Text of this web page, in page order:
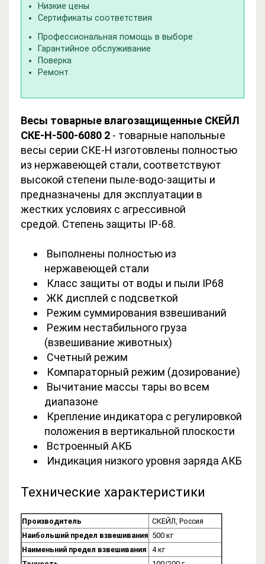
Низкие цены
Сертификаты соответствия
Профессиональная помощь в выборе
Гарантийное обслуживание
Поверка
Ремонт
Весы товарные влагозащищенные СКЕЙЛ
СКЕ-Н-500-6080 2 - товарные напольные
весы серии СКЕ-Н изготовлены полностью
из нержавеющей стали, соответствуют
высокой степени пыле-водо-защиты и
предназначены для эксплуатации в
жестких условиях с агрессивной
средой. Степень защиты IP-68.
Выполнены полностью из
нержавеющей стали
Класс защиты от воды и пыли IP68
ЖК дисплей с подсветкой
Режим суммирования взвешиваний
Режим нестабильного груза
(взвешивание животных)
Счетный режим
Компараторный режим (дозирование)
Вычитание массы тары во всем
диапазоне
Крепление индикатора с регулировкой
положения в вертикальной плоскости
Встроенный АКБ
Индикация низкого уровня заряда АКБ
Технические характеристики
Производитель
СКЕЙЛ, Россия
Наибольший предел взвешивания 500 кг
Наименьний предел взвешивания
4 кг